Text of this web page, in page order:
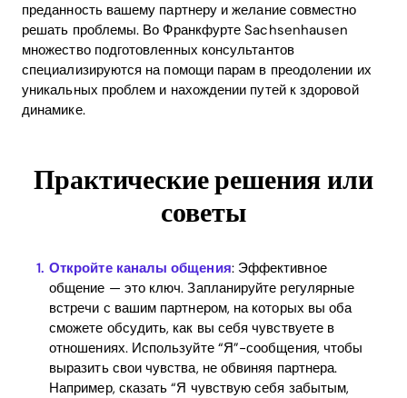
Home
преданность вашему партнеру и желание совместно
решать проблемы. Во Франкфурте Sachsenhausen
множество подготовленных консультантов
специализируются на помощи парам в преодолении их
уникальных проблем и нахождении путей к здоровой
динамике.
Практические решения или
советы
Откройте каналы общения: Эффективное
общение — это ключ. Запланируйте регулярные
встречи с вашим партнером, на которых вы оба
сможете обсудить, как вы себя чувствуете в
отношениях. Используйте “Я”-сообщения, чтобы
выразить свои чувства, не обвиняя партнера.
Например, сказать “Я чувствую себя забытым,